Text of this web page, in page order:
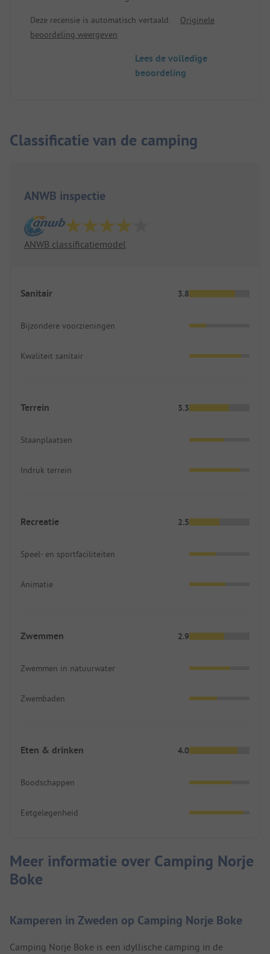
Deze recensie is automatisch vertaald.
Originele
beoordeling weergeven
Lees de volledige
beoordeling
Classificatie van de camping
ANWB inspectie
ANWB classificatiemodel
Sanitair 3.8
Bijzondere voorzieningen
Kwaliteit sanitair
Terrein 3.3
Staanplaatsen
Indruk terrein
Recreatie 2.5
Speel- en sportfaciliteiten
Animatie
Zwemmen 2.9
Zwemmen in natuurwater
Zwembaden
Eten & drinken 4.0
Boodschappen
Eetgelegenheid
Meer informatie over Camping Norje
Boke
Kamperen in Zweden op Camping Norje Boke
Camping Norje Boke is een idyllische camping in de